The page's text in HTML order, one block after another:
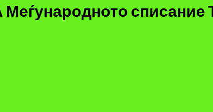
списание